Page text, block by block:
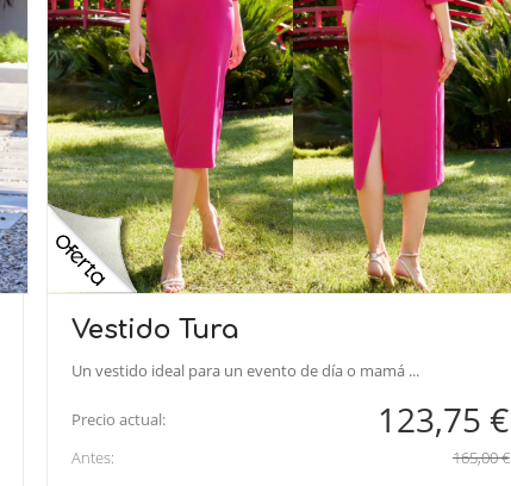
Vestido Tura
Un vestido ideal para un evento de día o mamá ...
Precio actual: 123,75 €
Antes: 165,00 €